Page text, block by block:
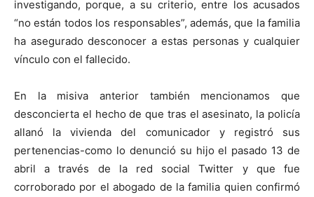
investigando, porque, a su criterio, entre los acusados
“no están todos los responsables”, además, que la familia
ha asegurado desconocer a estas personas y cualquier
vínculo con el fallecido.
En la misiva anterior también mencionamos que
desconcierta el hecho de que tras el asesinato, la policía
allanó la vivienda del comunicador y registró sus
pertenencias-como lo denunció su hijo el pasado 13 de
abril a través de la red social Twitter y que fue
corroborado por el abogado de la familia quien confirmó